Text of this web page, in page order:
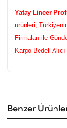
Yatay Lineer
ürünleri,
Firmaları ile
Kargo Bedeli
Benzer